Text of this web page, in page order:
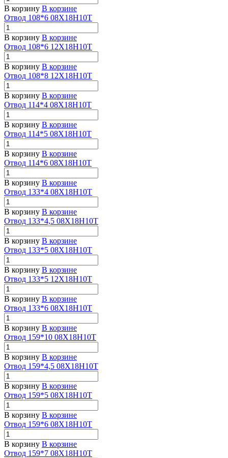
В корзину В корзине
Отвод 108*6 08Х18Н10Т
В корзину В корзине
Отвод 108*6 12Х18Н10Т
В корзину В корзине
Отвод 108*8 12Х18Н10Т
В корзину В корзине
Отвод 114*4 08Х18Н10Т
В корзину В корзине
Отвод 114*5 08Х18Н10Т
В корзину В корзине
Отвод 114*6 08Х18Н10Т
В корзину В корзине
Отвод 133*4 08Х18Н10Т
В корзину В корзине
Отвод 133*4,5 08Х18Н10Т
В корзину В корзине
Отвод 133*5 08Х18Н10Т
В корзину В корзине
Отвод 133*5 12Х18Н10Т
В корзину В корзине
Отвод 133*6 08Х18Н10Т
В корзину В корзине
Отвод 159*10 08Х18Н10Т
В корзину В корзине
Отвод 159*4,5 08Х18Н10Т
В корзину В корзине
Отвод 159*5 08Х18Н10Т
В корзину В корзине
Отвод 159*6 08Х18Н10Т
В корзину В корзине
Отвод 159*7 08Х18Н10Т